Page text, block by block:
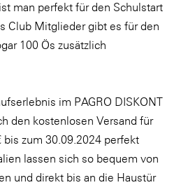
man perfekt für den Schulstart
Club Mitglieder gibt es für den
100 Ös zusätzlich
im PAGRO DISKONT
den kostenlosen Versand für
zum 30.09.2024 perfekt
lassen sich so bequem von
und direkt bis an die Haustür